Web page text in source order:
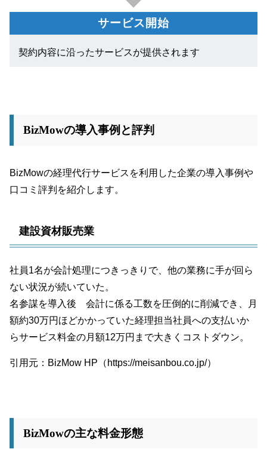
サービス開始
契約内容に沿ったサービスが提供されます
BizMowの導入事例と評判
BizMowの経理代行サービスを利用した企業の導入事例や
口コミ評判を紹介します。
建設資材販売業
社員1名が会計処理につきっきりで、他の業務に手が回ら
ない状況が続いていた。
名参謀を導入後 会計に係る工数を圧倒的に削減でき、月
額約30万円ほどかかっていた経理担当社員への支払いか
らサービス料金の月額12万円まで大きくコストダウン。
引用元：BizMow HP（https://meisanbou.co.jp/）
BizMowの主な料金形態